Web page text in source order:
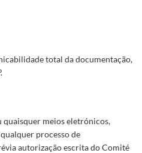
total da documentação,
quaisquer meios eletrónicos,
processo de
autorização escrita do Comité